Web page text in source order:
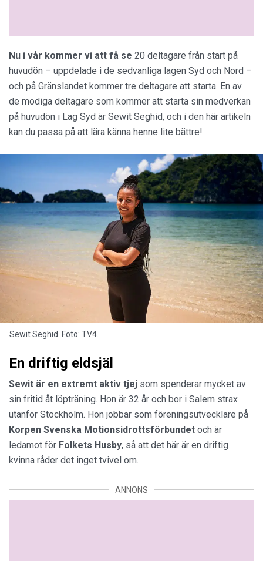
Nu i vår kommer vi att få se 20 deltagare från start på
huvudön – uppdelade i de sedvanliga lagen Syd och Nord –
och på Gränslandet kommer tre deltagare att starta. En av
de modiga deltagare som kommer att starta sin medverkan
på huvudön i Lag Syd är Sewit Seghid, och i den här artikeln
kan du passa på att lära känna henne lite bättre!
Sewit Seghid. Foto: TV4.
En driftig eldsjäl
Sewit är en extremt aktiv tjej som spenderar mycket av
sin fritid åt löpträning. Hon är 32 år och bor i Salem strax
utanför Stockholm. Hon jobbar som föreningsutvecklare på
Korpen Svenska Motionsidrottsförbundet och är
ledamot för Folkets Husby, så att det här är en driftig
kvinna råder det inget tvivel om.
ANNONS